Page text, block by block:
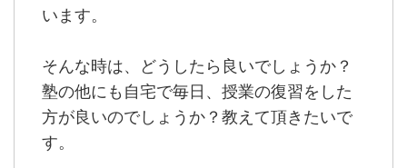
います。
そんな時は、どうしたら良いでしょうか？
塾の他にも自宅で毎日、授業の復習をした
方が良いのでしょうか？教えて頂きたいで
す。